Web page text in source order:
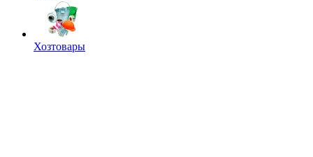
Хозтовары